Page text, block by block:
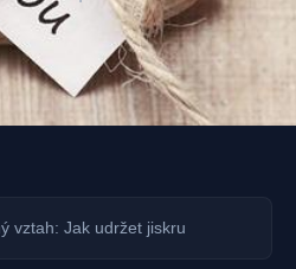
vztah: Jak udržet jiskru